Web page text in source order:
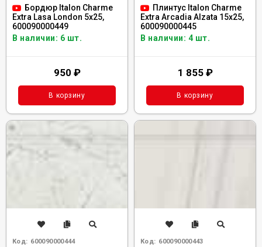
Бордюр Italon Charme
Extra Lasa London 5x25,
600090000449
В наличии: 6 шт.
950 ₽
В корзину
Плинтус Italon Charme
Extra Arcadia Alzata 15x25,
600090000445
В наличии: 4 шт.
1 855 ₽
В корзину
Код: 600090000444 Код: 600090000443